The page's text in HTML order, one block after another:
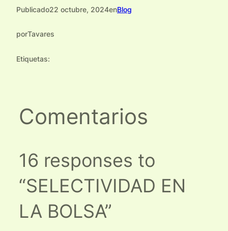
Publicado22 octubre, 2024enBlog
porTavares
Etiquetas:
Comentarios
16 responses to
“SELECTIVIDAD EN
LA BOLSA”